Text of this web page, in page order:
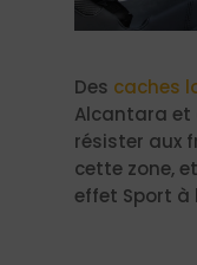
Des caches
Alcantara et
résister aux
cette zone,
effet Sport à